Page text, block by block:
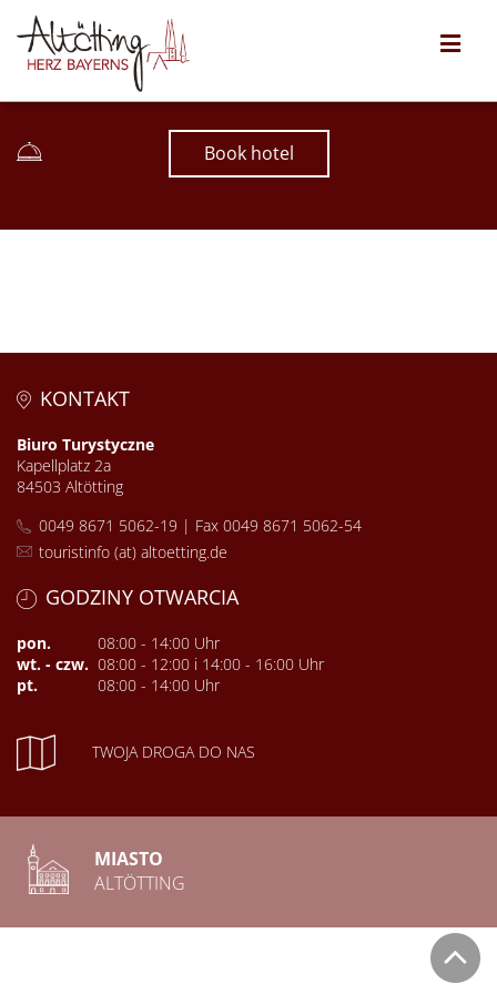
Book hotel
KONTAKT
Biuro Turystyczne
Kapellplatz 2a
84503 Altötting
0049 8671 5062-19 | Fax 0049 8671 5062-54
touristinfo (at) altoetting.de
GODZINY OTWARCIA
pon.
08:00 - 14:00 Uhr
wt. - czw. 08:00 - 12:00 i 14:00 - 16:00 Uhr
pt.
08:00 - 14:00 Uhr
TWOJA DROGA DO NAS
MIASTO
ALTÖTTING